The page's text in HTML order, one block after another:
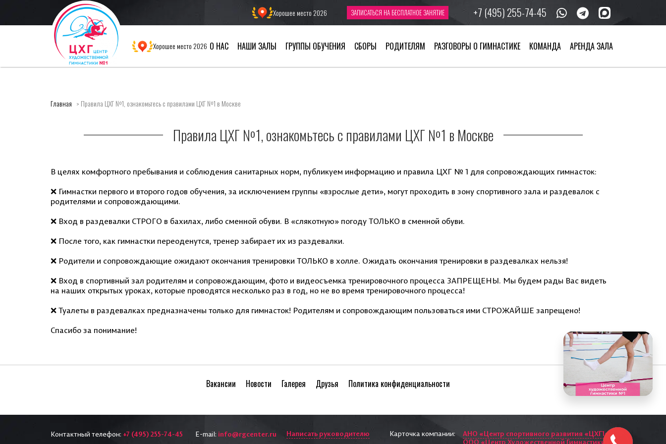
Хорошее место 2026 ЗАПИСАТЬСЯ НА БЕСПЛАТНОЕ ЗАНЯТИЕ +7 (495) 255-74-45
Хорошее место 2026 О НАС НАШИ ЗАЛЫ ГРУППЫ ОБУЧЕНИЯ СБОРЫ РОДИТЕЛЯМ РАЗГОВОРЫ О ГИМНАСТИКЕ КОМАНДА АРЕНДА ЗАЛА
Главная Правила ЦХГ №1, ознакомьтесь с правилами ЦХГ №1 в Москве
Правила ЦХГ №1, ознакомьтесь с правилами ЦХГ №1 в Москве
В целях комфортного пребывания и соблюдения санитарных норм, публикуем информацию и правила ЦХГ № 1 для сопровождающих гимнасток:
❌ Гимнастки первого и второго годов обучения, за исключением группы «взрослые дети», могут проходить в зону спортивного зала и раздевалок с
родителями и сопровождающими.
❌ Вход в раздевалки СТРОГО в бахилах, либо сменной обуви. В «слякотную» погоду ТОЛЬКО в сменной обуви.
❌ После того, как гимнастки переоденутся, тренер забирает их из раздевалки.
❌ Родители и сопровождающие ожидают окончания тренировки ТОЛЬКО в холле. Ожидать окончания тренировки в раздевалках нельзя!
❌ Вход в спортивный зал родителям и сопровождающим, фото и видеосъемка тренировочного процесса ЗАПРЕЩЕНЫ. Мы будем рады Вас видеть
на наших открытых уроках, которые проводятся несколько раз в год, но не во время тренировочного процесса!
❌ Туалеты в раздевалках предназначены только для гимнасток! Родителям и сопровождающим пользоваться ими СТРОЖАЙШЕ запрещено!
Спасибо за понимание!
Вакансии Новости Галерея Друзья Политика конфиденциальности
Контактный телефон: +7 (495) 255-74-45 E-mail: info@rgcenter.ru
Написать руководителю
Карточка компании:
АНО «Центр спортивного развития «ЦХГ1»
ООО «Центр Художественной Гимнастики»